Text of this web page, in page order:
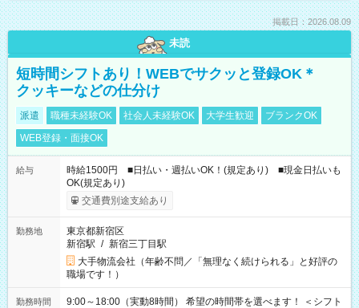
掲載日：2026.08.09
未読
短時間シフトあり！WEBでサクッと登録OK＊
クッキーなどの仕分け
派遣 職種未経験OK 社会人未経験OK 大学生歓迎
ブランクOK
WEB登録・面接OK
給与
時給1500円 ■日払い・週払いOK！(規定あり) ■現金日払いも
OK(規定あり)
交通費別途支給あり
勤務地
東京都新宿区
新宿駅 / 新宿三丁目駅
大手物流会社（年齢不問／「無理なく続けられる」と好評の
職場です！）
勤務時間
9:00～18:00（実動8時間） 希望の時間帯を選べます！ ＜シフト